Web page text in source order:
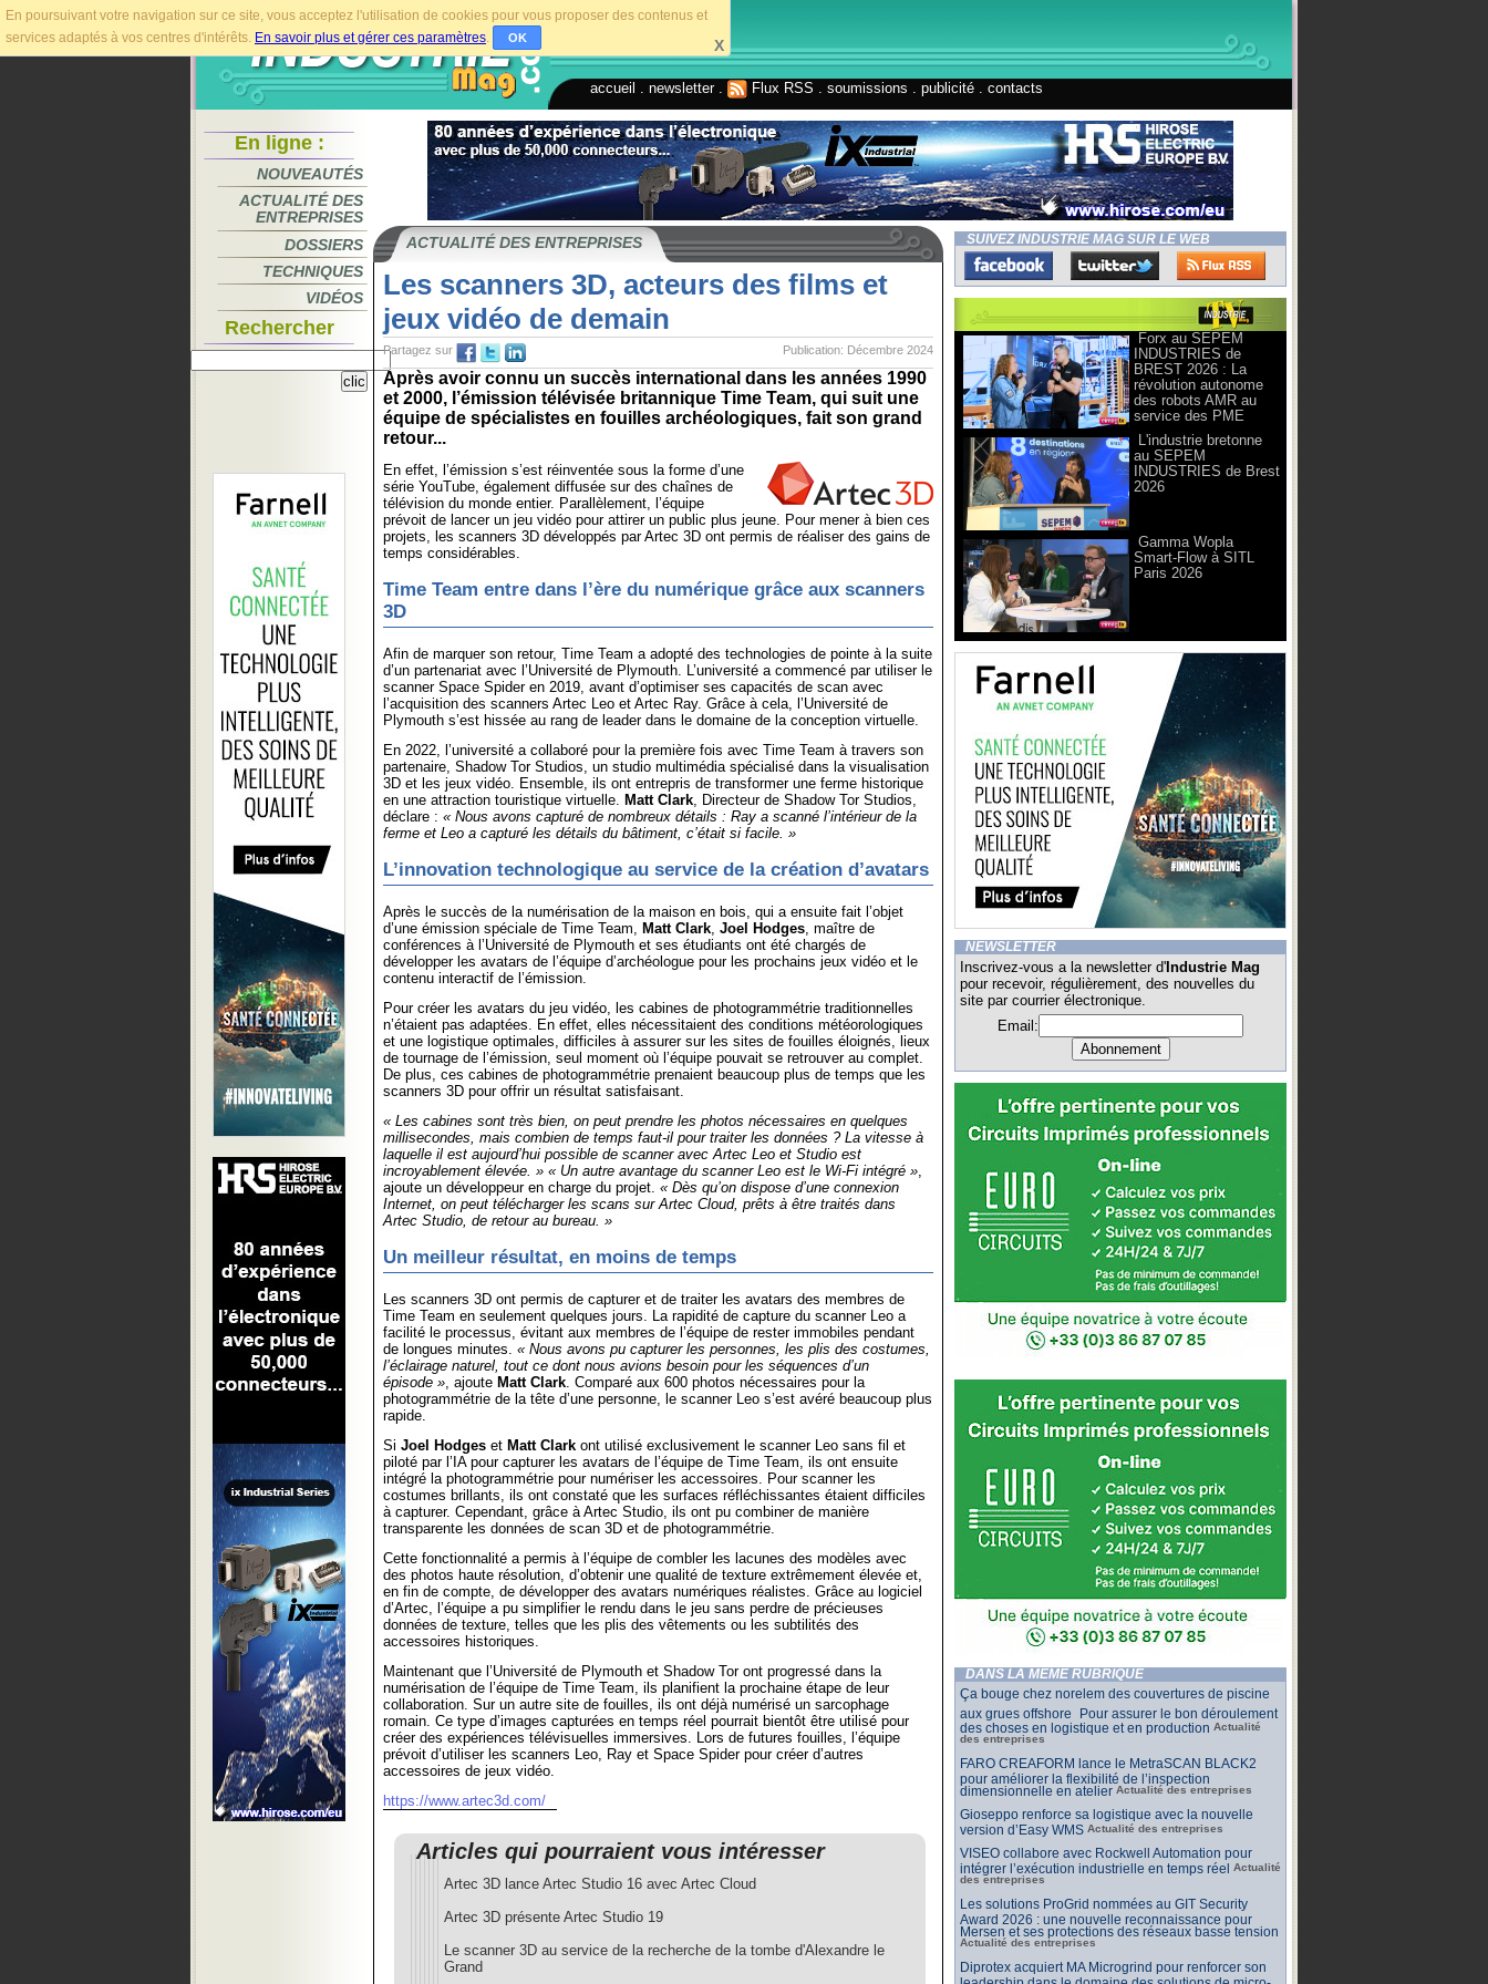
En poursuivant votre navigation sur ce site, vous acceptez l'utilisation de cookies pour vous proposer des contenus et
services adaptés à vos centres d'intérêts. En savoir plus et gérer ces paramètres. OK X
accueil newsletter. Flux RSS soumissions publicité contacts
En ligne :
NOUVEAUTÉS
ACTUALITÉ DES
ENTREPRISES
DOSSIERS
TECHNIQUES
VIDÉOS
Rechercher
ACTUALITÉ DES ENTREPRISES
Les scanners 3D, acteurs des films et
jeux vidéo de demain
Publication: Décembre 2024
Partagez sur
Après avoir connu un succès international dans les années 1990
et 2000, l’émission télévisée britannique Time Team, qui suit une
équipe de spécialistes en fouilles archéologiques, fait son grand
retour...
En effet, l’émission s’est réinventée sous la forme d’une
série YouTube, également diffusée sur des chaînes de
télévision du monde entier. Parallèlement, l’équipe
prévoit de lancer un jeu vidéo pour attirer un public plus jeune. Pour mener à bien ces
projets, les scanners 3D développés par Artec 3D ont permis de réaliser des gains de
temps considérables.
Time Team entre dans l’ère du numérique grâce aux scanners
3D
Afin de marquer son retour, Time Team a adopté des technologies de pointe à la suite
d’un partenariat avec l’Université de Plymouth. L’université a commencé par utiliser le
scanner Space Spider en 2019, avant d’optimiser ses capacités de scan avec
l’acquisition des scanners Artec Leo et Artec Ray. Grâce à cela, l’Université de
Plymouth s’est hissée au rang de leader dans le domaine de la conception virtuelle.
En 2022, l’université a collaboré pour la première fois avec Time Team à travers son
partenaire, Shadow Tor Studios, un studio multimédia spécialisé dans la visualisation
3D et les jeux vidéo. Ensemble, ils ont entrepris de transformer une ferme historique
en une attraction touristique virtuelle. Matt Clark, Directeur de Shadow Tor Studios,
déclare : « Nous avons capturé de nombreux détails : Ray a scanné l’intérieur de la
ferme et Leo a capturé les détails du bâtiment, c’était si facile. »
L’innovation technologique au service de la création d’avatars
Après le succès de la numérisation de la maison en bois, qui a ensuite fait l’objet
d’une émission spéciale de Time Team, Matt Clark, Joel Hodges, maître de
conférences à l’Université de Plymouth et ses étudiants ont été chargés de
développer les avatars de l’équipe d’archéologue pour les prochains jeux vidéo et le
contenu interactif de l’émission.
Pour créer les avatars du jeu vidéo, les cabines de photogrammétrie traditionnelles
n’étaient pas adaptées. En effet, elles nécessitaient des conditions météorologiques
et une logistique optimales, difficiles à assurer sur les sites de fouilles éloignés, lieux
de tournage de l’émission, seul moment où l’équipe pouvait se retrouver au complet.
De plus, ces cabines de photogrammétrie prenaient beaucoup plus de temps que les
scanners 3D pour offrir un résultat satisfaisant.
« Les cabines sont très bien, on peut prendre les photos nécessaires en quelques
millisecondes, mais combien de temps faut-il pour traiter les données ? La vitesse à
laquelle il est aujourd’hui possible de scanner avec Artec Leo et Studio est
incroyablement élevée. » « Un autre avantage du scanner Leo est le Wi-Fi intégré »,
ajoute un développeur en charge du projet. « Dès qu’on dispose d’une connexion
Internet, on peut télécharger les scans sur Artec Cloud, prêts à être traités dans
Artec Studio, de retour au bureau. »
Un meilleur résultat, en moins de temps
Les scanners 3D ont permis de capturer et de traiter les avatars des membres de
Time Team en seulement quelques jours. La rapidité de capture du scanner Leo a
facilité le processus, évitant aux membres de l’équipe de rester immobiles pendant
de longues minutes. « Nous avons pu capturer les personnes, les plis des costumes,
l’éclairage naturel, tout ce dont nous avions besoin pour les séquences d’un
épisode », ajoute Matt Clark. Comparé aux 600 photos nécessaires pour la
photogrammétrie de la tête d’une personne, le scanner Leo s’est avéré beaucoup plus
rapide.
Si Joel Hodges et Matt Clark ont utilisé exclusivement le scanner Leo sans fil et
piloté par l’IA pour capturer les avatars de l’équipe de Time Team, ils ont ensuite
intégré la photogrammétrie pour numériser les accessoires. Pour scanner les
costumes brillants, ils ont constaté que les surfaces réfléchissantes étaient difficiles
à capturer. Cependant, grâce à Artec Studio, ils ont pu combiner de manière
transparente les données de scan 3D et de photogrammétrie.
Cette fonctionnalité a permis à l’équipe de combler les lacunes des modèles avec
des photos haute résolution, d’obtenir une qualité de texture extrêmement élevée et,
en fin de compte, de développer des avatars numériques réalistes. Grâce au logiciel
d’Artec, l’équipe a pu simplifier le rendu dans le jeu sans perdre de précieuses
données de texture, telles que les plis des vêtements ou les subtilités des
accessoires historiques.
Maintenant que l’Université de Plymouth et Shadow Tor ont progressé dans la
numérisation de l’équipe de Time Team, ils planifient la prochaine étape de leur
collaboration. Sur un autre site de fouilles, ils ont déjà numérisé un sarcophage
romain. Ce type d’images capturées en temps réel pourrait bientôt être utilisé pour
créer des expériences télévisuelles immersives. Lors de futures fouilles, l’équipe
prévoit d’utiliser les scanners Leo, Ray et Space Spider pour créer d’autres
accessoires de jeux vidéo.
https://www.artec3d.com/
Articles qui pourraient vous intéresser
Artec 3D lance Artec Studio 16 avec Artec Cloud
Artec 3D présente Artec Studio 19
Le scanner 3D au service de la recherche de la tombe d'Alexandre le
Grand
SUIVEZ INDUSTRIE MAG SUR LE WEB
Forx au SEPEM
INDUSTRIES de
BREST 2026 : La
révolution autonome
des robots AMR au
service des PME
L'industrie bretonne
au SEPEM
INDUSTRIES de Brest
2026
Gamma Wopla
Smart-Flow à SITL
Paris 2026
NEWSLETTER
Inscrivez-vous a la newsletter d' Industrie Mag
pour recevoir, régulièrement, des nouvelles du
site par courrier électronique.
Email:
DANS LA MÊME RUBRIQUE
Ça bouge chez norelem des couvertures de piscine
aux grues offshore Pour assurer le bon déroulement
des choses en logistique et en production Actualité
des entreprises
FARO CREAFORM lance le MetraSCAN BLACK2
pour améliorer la flexibilité de l’inspection
dimensionnelle en atelier Actualité des entreprises
Gioseppo renforce sa logistique avec la nouvelle
version d’Easy WMS Actualité des entreprises
VISEO collabore avec Rockwell Automation pour
intégrer l’exécution industrielle en temps réel Actualité
des entreprises
Les solutions ProGrid nommées au GIT Security
Award 2026 : une nouvelle reconnaissance pour
Mersen et ses protections des réseaux basse tension
Actualité des entreprises
Diprotex acquiert MA Microgrind pour renforcer son
leadership dans le domaine des solutions de micro-